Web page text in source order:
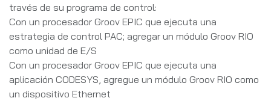
través de su programa de control:
Con un procesador Groov EPIC que ejecuta una
estrategia de control PAC; agregar un módulo Groov RIO
como unidad de E/S
Con un procesador Groov EPIC que ejecuta una
aplicación CODESYS, agregue un módulo Groov RIO como
un dispositivo Ethernet